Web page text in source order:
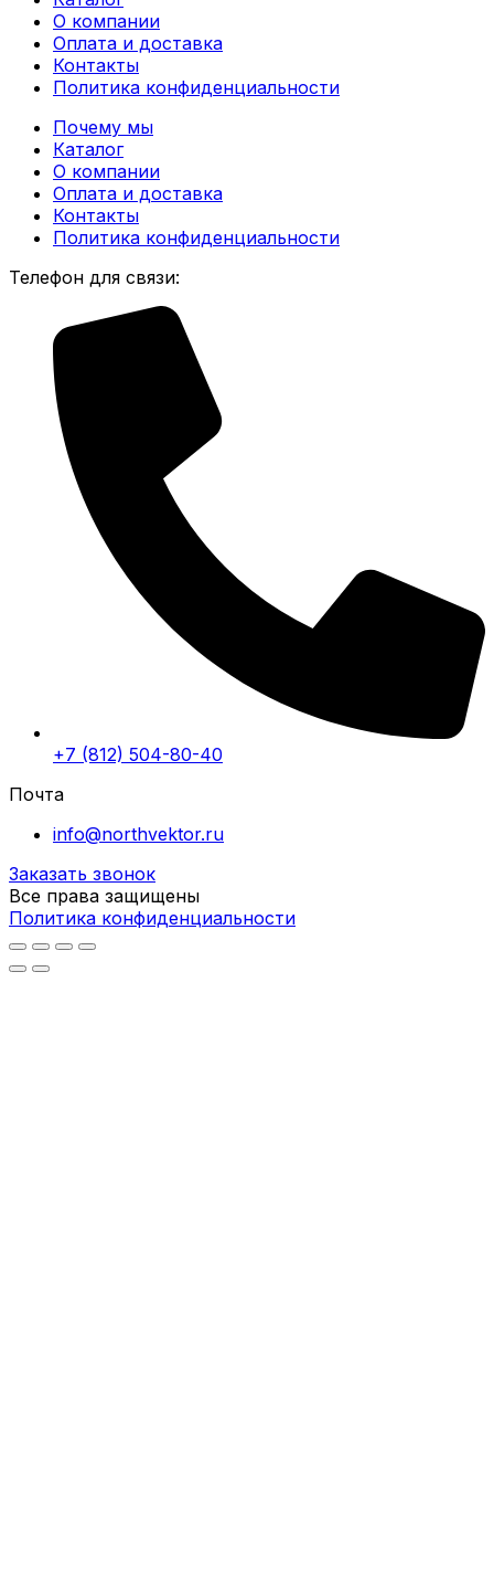
О компании
Оплата и доставка
Контакты
Политика конфиденциальности
Почему мы
Каталог
О компании
Оплата и доставка
Контакты
Политика конфиденциальности
Телефон для связи:
+7 (812) 504-80-40
Почта
info@northvektor.ru
Заказать звонок
Все права защищены
Политика конфиденциальности